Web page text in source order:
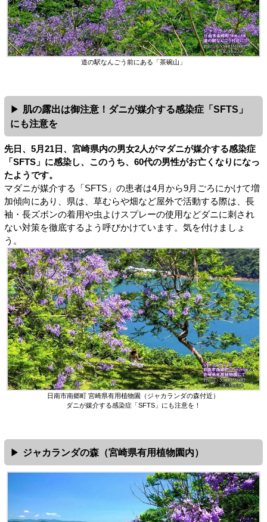
道の駅なんごう前にある「茶碗山」
肌の露出は御注意！ダニが媒介する感染症「SFTS」
にも注意を
先日、5月21日、宮崎県内の男女2人がマダニが媒介する感染症
「SFTS」に感染し、このうち、60代の男性がお亡くなりになっ
たようです。
マダニが媒介する「SFTS」の患者は4月から9月ごろにかけて増
加傾向にあり、県は、草むらや畑など屋外で活動する際は、長
袖・長ズボンの着用や虫よけスプレーの使用などダニに刺され
ない対策を徹底するよう呼びかけています。気を付けましょ
う。
日南市南郷町 宮崎県有用植物園（ジャカランダの森付近）
ダニが媒介する感染症「SFTS」にも注意を！
ジャカランダの森（宮崎県有用植物園内）